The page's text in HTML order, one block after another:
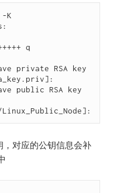
q
private RSA key
public RSA key
对应的公钥信息会补